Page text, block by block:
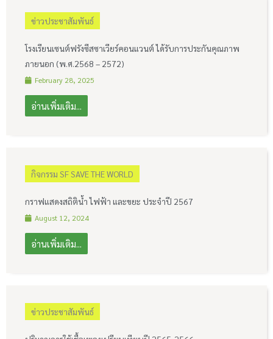
o
ข่าวประชาสัมพันธ์
โรงเรียนเซนต์ฟรังซีสซาเวียร์คอนแวนต์ ได้รับการประกันคุณภาพ
ภายนอก (พ.ศ.2568 – 2572)
February 28, 2025
อ่านเพิ่มเติม...
กิจกรรม SF SAVE THE WORLD
กราฟแสดงสถิติน้ำ ไฟฟ้า และขยะ ประจำปี 2567
August 12, 2024
อ่านเพิ่มเติม...
ข่าวประชาสัมพันธ์